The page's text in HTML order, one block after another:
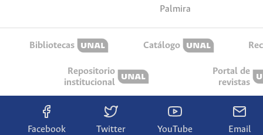
Palmira
Bibliotecas Catálogo
Repositorio
institucional
Portal de
revistas
Facebook Twitter YouTube Email